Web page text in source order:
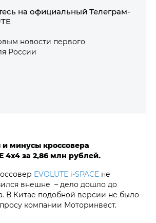
на официальный Телеграм-
новости первого
России
минусы кроссовера
4х4 за 2,86 млн рублей.
EVOLUTE i‑SPACE не
внешне – дело дошло до
В Китае подобной версии не было –
компании Моторинвест.